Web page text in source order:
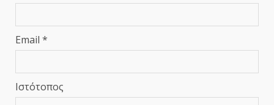
Email *
Ιστότοπος